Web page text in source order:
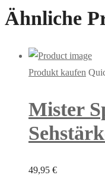
Ähnliche
Produkt kaufen
Mister
49,95 €